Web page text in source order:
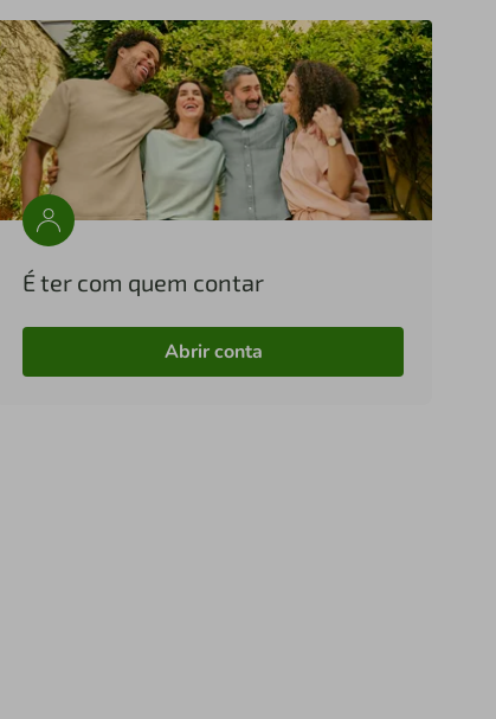
É ter com quem contar
Abrir conta